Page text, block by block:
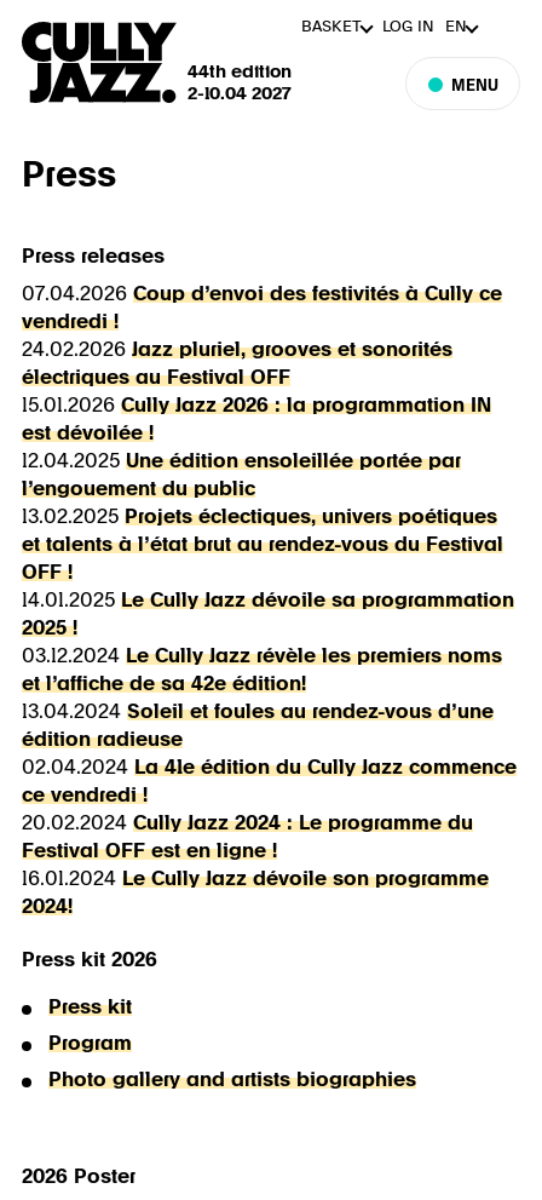
44th edition
2-10.04 2027
MENU
BASKET LOG IN EN
Press
Press releases
07.04.2026 Coup d’envoi des festivités à Cully ce
vendredi !
24.02.2026 Jazz pluriel, grooves et sonorités
électriques au Festival OFF
15.01.2026 Cully Jazz 2026 : la programmation IN
est dévoilée !
12.04.2025 Une édition ensoleillée portée par
l’engouement du public
13.02.2025 Projets éclectiques, univers poétiques
et talents à l’état brut au rendez-vous du Festival
OFF !
14.01.2025 Le Cully Jazz dévoile sa programmation
2025 !
03.12.2024 Le Cully Jazz révèle les premiers noms
et l’affiche de sa 42e édition!
13.04.2024 Soleil et foules au rendez-vous d’une
édition radieuse
02.04.2024 La 41e édition du Cully Jazz commence
ce vendredi !
20.02.2024 Cully Jazz 2024 : Le programme du
Festival OFF est en ligne !
16.01.2024 Le Cully Jazz dévoile son programme
2024!
Press kit 2026
Press kit
Program
Photo gallery and artists biographies
2026 Poster